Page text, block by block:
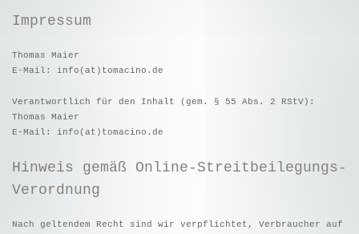
Impressum
Thomas Maier
E-Mail: info(at)tomacino.de
Verantwortlich für den Inhalt (gem. § 55 Abs. 2 RStV):
Thomas Maier
E-Mail: info(at)tomacino.de
Hinweis gemäß Online-Streitbeilegungs-
Verordnung
Nach geltendem Recht sind wir verpflichtet, Verbraucher auf